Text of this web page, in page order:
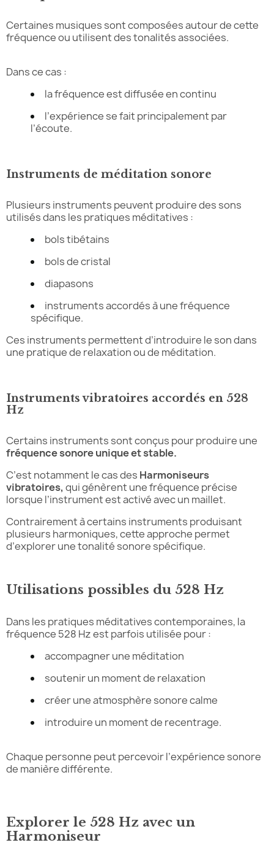
Certaines musiques sont composées autour de cette
fréquence ou utilisent des tonalités associées.
Dans ce cas :
la fréquence est diffusée en continu
l’expérience se fait principalement par
l’écoute.
Instruments de méditation sonore
Plusieurs instruments peuvent produire des sons
utilisés dans les pratiques méditatives :
bols tibétains
bols de cristal
diapasons
instruments accordés à une fréquence
spécifique.
Ces instruments permettent d’introduire le son dans
une pratique de relaxation ou de méditation.
Instruments vibratoires accordés en 528
Hz
Certains instruments sont conçus pour produire une
fréquence sonore unique et stable.
C’est notamment le cas des Harmoniseurs
vibratoires, qui génèrent une fréquence précise
lorsque l’instrument est activé avec un maillet.
Contrairement à certains instruments produisant
plusieurs harmoniques, cette approche permet
d’explorer une tonalité sonore spécifique.
Utilisations possibles du 528 Hz
Dans les pratiques méditatives contemporaines, la
fréquence 528 Hz est parfois utilisée pour :
accompagner une méditation
soutenir un moment de relaxation
créer une atmosphère sonore calme
introduire un moment de recentrage.
Chaque personne peut percevoir l’expérience sonore
de manière différente.
Explorer le 528 Hz avec un
Harmoniseur